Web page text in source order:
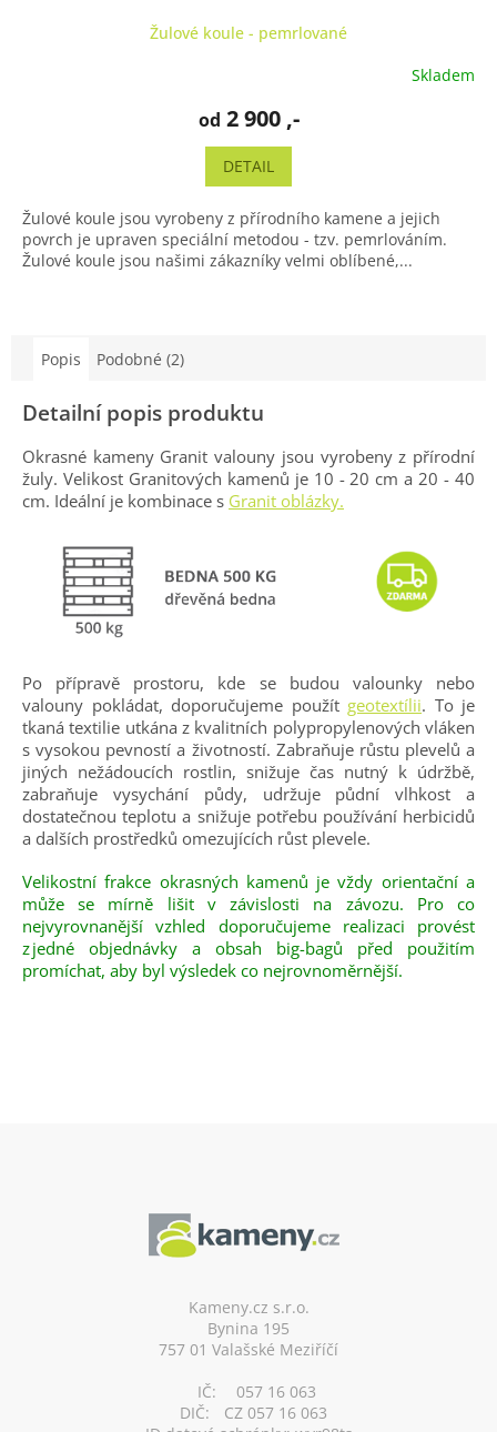
Žulové koule - pemrlované
Skladem
od 2 900 ,-
DETAIL
Žulové koule jsou vyrobeny z přírodního kamene a jejich
povrch je upraven speciální metodou - tzv. pemrlováním.
Žulové koule jsou našimi zákazníky velmi oblíbené,...
Popis Podobné (2)
Detailní popis produktu
Okrasné kameny Granit valouny jsou vyrobeny z přírodní
žuly. Velikost Granitových kamenů je 10 - 20 cm a 20 - 40
cm. Ideální je kombinace s Granit oblázky.
Po přípravě prostoru, kde se budou valounky nebo
valouny pokládat, doporučujeme použít geotextílii. To je
tkaná textilie utkána z kvalitních polypropylenových vláken
s vysokou pevností a životností. Zabraňuje růstu plevelů a
jiných nežádoucích rostlin, snižuje čas nutný k údržbě,
zabraňuje vysychání půdy, udržuje půdní vlhkost a
dostatečnou teplotu a snižuje potřebu používání herbicidů
a dalších prostředků omezujících růst plevele.
Velikostní frakce okrasných kamenů je vždy orientační a
může se mírně lišit v závislosti na závozu. Pro co
nejvyrovnanější vzhled doporučujeme realizaci provést
z jedné objednávky a obsah big-bagů před použitím
promíchat, aby byl výsledek co nejrovnoměrnější.
Kameny.cz s.r.o.
Bynina 195
757 01 Valašské Meziříčí
IČ:
057 16 063
DIČ:
CZ 057 16 063